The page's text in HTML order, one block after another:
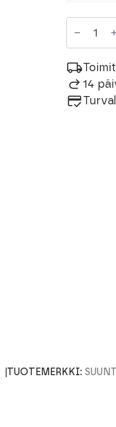
Suunto
Race
määrä
14
TUOTEMERKKI: